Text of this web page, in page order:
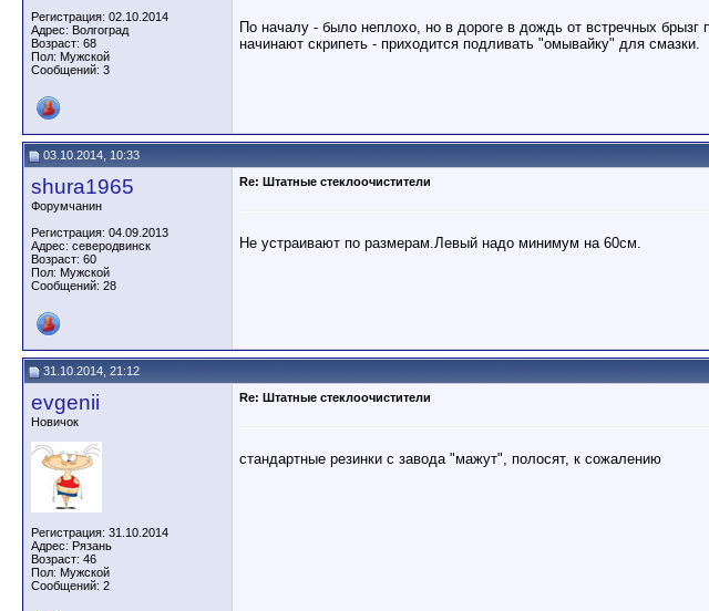
Регистрация: 02.10.2014
Адрес: Волгоград
Возраст: 68
Пол: Мужской
Сообщений: 3
По началу - было неплохо, но в дороге в дождь от встречных
начинают скрипеть - приходится подливать "омывайку" для смазки.
03.10.2014, 10:33
shura1965
Форумчанин
Регистрация: 04.09.2013
Адрес: северодвинск
Возраст: 60
Пол: Мужской
Сообщений: 28
Re: Штатные стеклоочистители
Не устраивают по размерам.Левый надо минимум на 60см.
31.10.2014, 21:12
evgenii
Новичок
Регистрация: 31.10.2014
Адрес: Рязань
Возраст: 46
Пол: Мужской
Сообщений: 2
Re: Штатные стеклоочистители
стандартные резинки с завода "мажут", полосят, к сожалению